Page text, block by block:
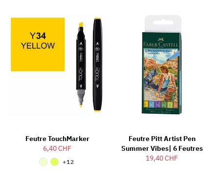
Feutre TouchMarker
6,40 CHF
+12
Feutre Pitt Artist Pen
Summer Vibes| 6 Feutres
19,40 CHF